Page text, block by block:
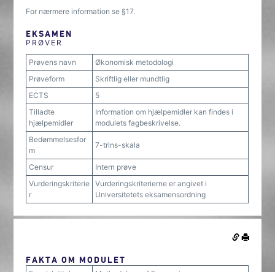
For nærmere information se §17.
EKSAMEN
PRØVER
Prøvens navn
Økonomisk metodologi
Prøveform
Skriftlig eller mundtlig
ECTS
5
Tilladte
hjælpemidler
Information om hjælpemidler kan findes i
modulets fagbeskrivelse.
Bedømmelsesfor
m
7-trins-skala
Censur
Intern prøve
Vurderingskriterie
r
Vurderingskriterierne er angivet i
Universitetets eksamensordning
FAKTA OM MODULET